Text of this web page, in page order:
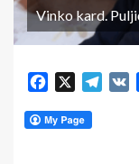
Vinko kard.
Facebook